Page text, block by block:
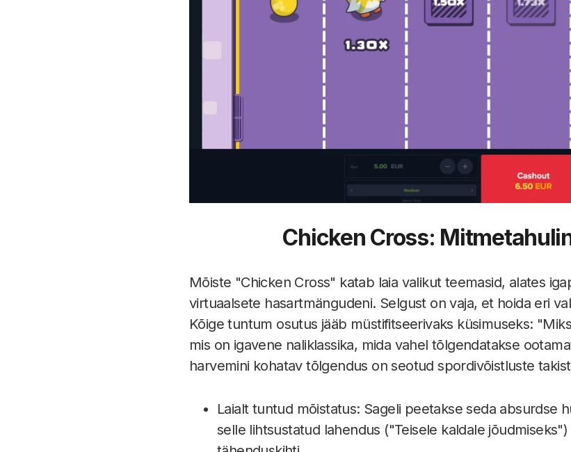
Chicken Cross:
Mõiste "Chicken Cross" katab laia valikut teemasid, alates
virtuaalsete hasartmängudeni. Selgust on vaja, et hoida eri
Kõige tuntum osutus jääb müstifitseerivaks küsimuseks:
mis on igavene naliklassika, mida vahel tõlgendatakse
harvemini kohatav tõlgendus on seotud spordivõistluste
Laialt tuntud mõistatus: Sageli peetakse seda absurdse
selle lihtsustatud lahendus ("Teisele kaldale